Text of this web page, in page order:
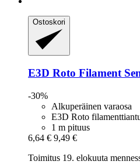
Ostoskori
E3D Roto Filament
-30%
Alkuperäinen varaosa
E3D Roto
1 m pituus
6,64 € 9,49 €
Toimitus 19. elokuuta